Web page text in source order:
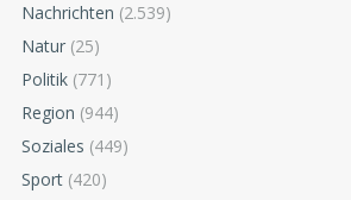
Nachrichten (2.539)
Natur (25)
Politik (771)
Region (944)
Soziales (449)
Sport (420)